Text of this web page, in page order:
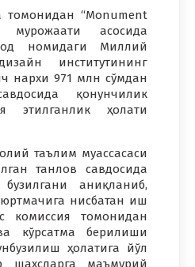
томонидан “Monument
асосида
номидаги Миллий
институтининг
нархи 971 млн сўмдан
қонунчилик
этилганлик ҳолати
таълим муассасаси
танлов савдосида
аниқланиб,
нисбатан иш
комиссия томонидан
кўрсатма берилиши
ҳолатига йўл
шахсларга маъмурий